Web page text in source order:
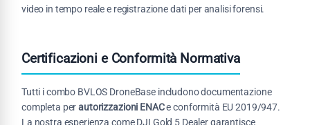
video in tempo reale e registrazione dati per analisi forensi.
Certificazioni e Conformità Normativa
Tutti i combo BVLOS DroneBase includono documentazione
completa perautorizzazioni ENACe conformità EU 2019/947.
La nostra esperienza come DJI Gold 5 Dealer garantisce